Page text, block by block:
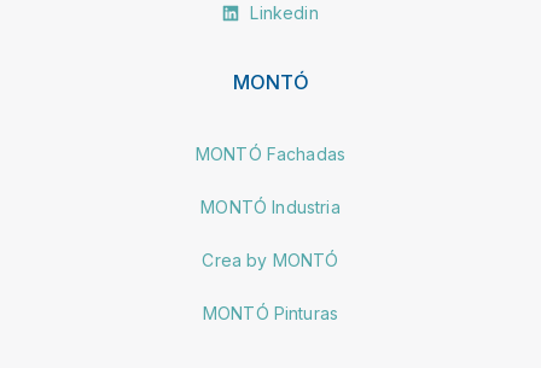
Linkedin
MONTÓ
MONTÓ Fachadas
MONTÓ Industria
Crea by MONTÓ
MONTÓ Pinturas